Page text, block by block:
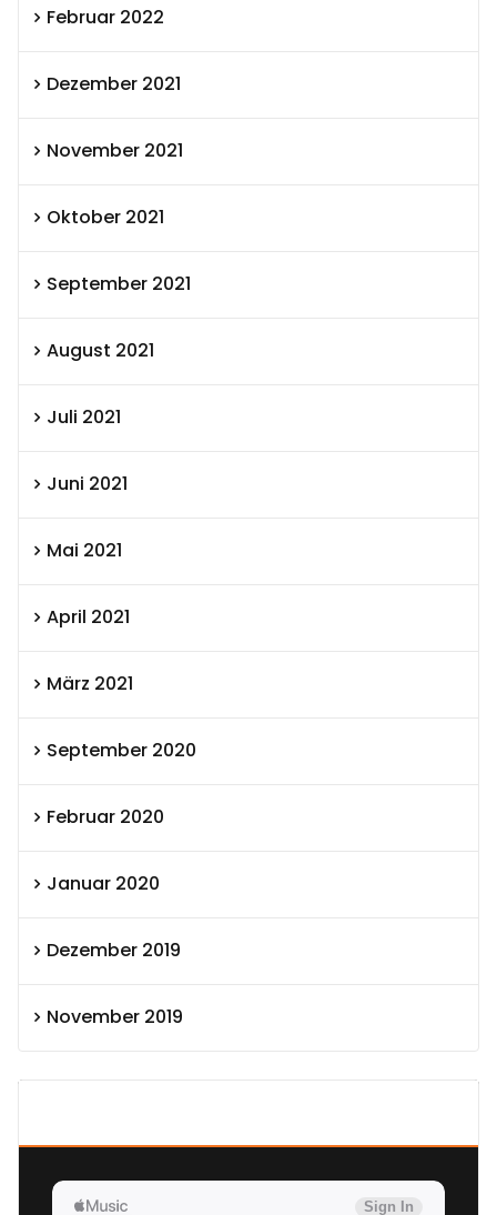
Februar 2022
Dezember 2021
November 2021
Oktober 2021
September 2021
August 2021
Juli 2021
Juni 2021
Mai 2021
April 2021
März 2021
September 2020
Februar 2020
Januar 2020
Dezember 2019
November 2019